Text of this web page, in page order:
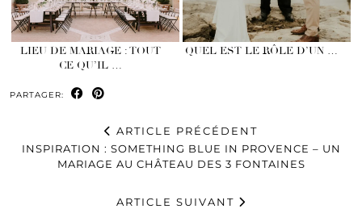
LIEU DE MARIAGE : TOUT
CE QU’IL …
QUEL EST LE RÔLE D’UN …
PARTAGER:
ARTICLE PRÉCÉDENT
INSPIRATION : SOMETHING BLUE IN PROVENCE – UN
MARIAGE AU CHÂTEAU DES 3 FONTAINES
ARTICLE SUIVANT